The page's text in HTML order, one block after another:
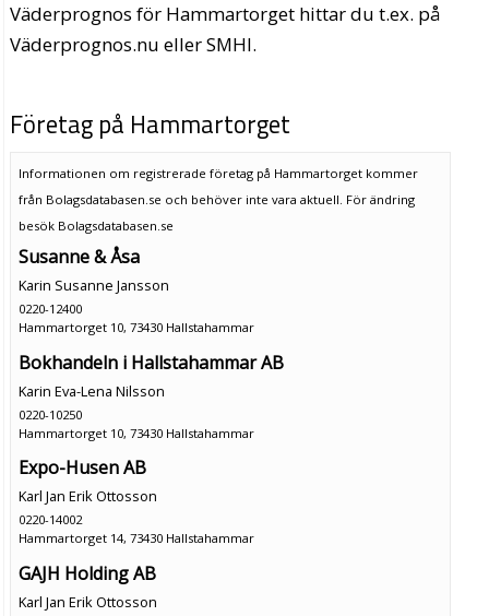
Väderprognos för Hammartorget hittar du t.ex. på
Väderprognos.nu eller SMHI.
Företag på Hammartorget
Informationen om registrerade företag på Hammartorget kommer
från Bolagsdatabasen.se och behöver inte vara aktuell. För ändring
besök Bolagsdatabasen.se
Susanne & Åsa
Karin Susanne Jansson
0220-12400
Hammartorget 10, 73430 Hallstahammar
Bokhandeln i Hallstahammar AB
Karin Eva-Lena Nilsson
0220-10250
Hammartorget 10, 73430 Hallstahammar
Expo-Husen AB
Karl Jan Erik Ottosson
0220-14002
Hammartorget 14, 73430 Hallstahammar
GAJH Holding AB
Karl Jan Erik Ottosson